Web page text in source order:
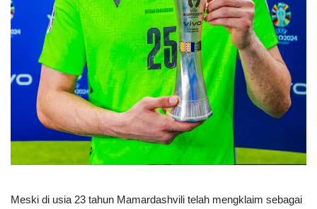
Meski di usia 23 tahun Mamardashvili telah mengklaim sebagai